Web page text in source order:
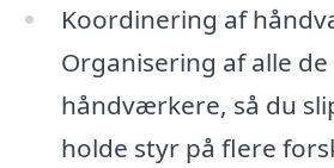
Koordinering af
Organisering af alle
håndværkere, så du
holde styr på flere